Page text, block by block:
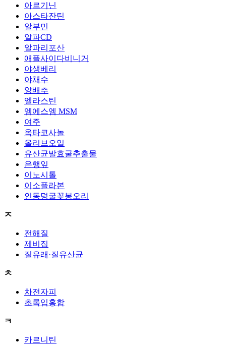
아르기닌
아스타잔틴
알부민
알파CD
알파리포산
애플사이다비니거
야생베리
야채수
양배추
엘라스틴
엠에스엠 MSM
여주
옥타코사놀
올리브오일
유산균발효굴추출물
은행잎
이노시톨
이소플라본
인동덩굴꽃봉오리
ㅈ
전해질
제비집
질유래·질유산균
ㅊ
차전자피
초록입홍합
ㅋ
카르니틴